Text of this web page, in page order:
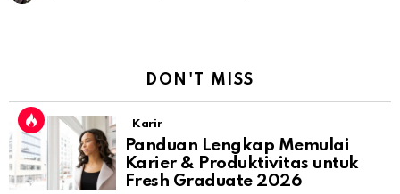
DON'T MISS
Karir
Panduan Lengkap Memulai
Karier & Produktivitas untuk
Fresh Graduate 2026